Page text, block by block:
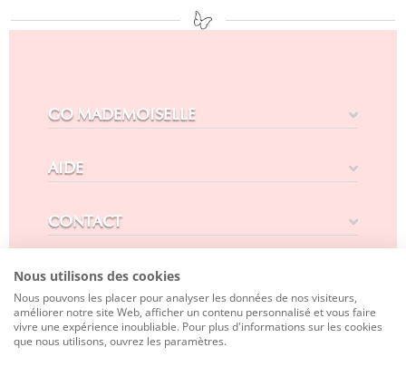
GO MADEMOISELLE
AIDE
CONTACT
SUIVEZ-NOUS
Nous utilisons des cookies
Nous pouvons les placer pour analyser les données de nos visiteurs,
améliorer notre site Web, afficher un contenu personnalisé et vous faire
vivre une expérience inoubliable. Pour plus d'informations sur les cookies
que nous utilisons, ouvrez les paramètres.